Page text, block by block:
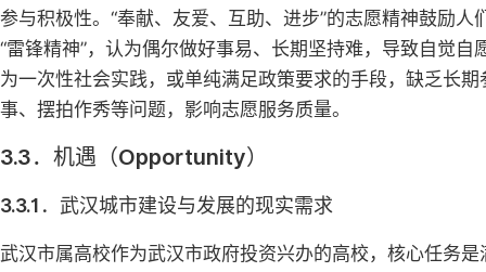
参与积极性。“奉献、友爱、互助、进步”的志愿精神鼓励
“雷锋精神”，认为偶尔做好事易、长期坚持难，导致自觉
为一次性社会实践，或单纯满足政策要求的手段，缺乏长
事、摆拍作秀等问题，影响志愿服务质量。
3.3．机遇（Opportunity）
3.3.1．武汉城市建设与发展的现实需求
武汉市属高校作为武汉市政府投资兴办的高校，核心任务